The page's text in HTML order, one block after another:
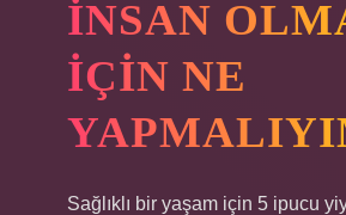
INSAN
IÇIN NE
Sağlıklı bir yaşam için 5 ipucu